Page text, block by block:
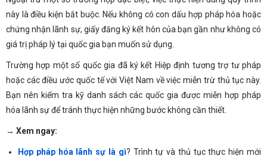
này là điều kiện bắt buộc. Nếu không có con dấu hợp pháp hóa hoặc
chứng nhận lãnh sự, giấy đăng ký kết hôn của bạn gần như không có
giá trị pháp lý tại quốc gia bạn muốn sử dụng.
Trường hợp một số quốc gia đã ký kết Hiệp định tương trợ tư pháp
hoặc các điều ước quốc tế với Việt Nam về việc miễn trừ thủ tục này.
Bạn nên kiểm tra kỹ danh sách các quốc gia được miễn hợp pháp
hóa lãnh sự để tránh thực hiện những bước không cần thiết.
→ Xem ngay:
Hợp pháp hóa lãnh sự là gì? Trình tự và thủ tục thực hiện mới